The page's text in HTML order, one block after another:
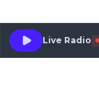
Live Radio